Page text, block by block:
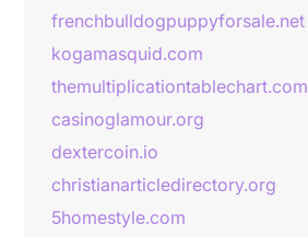
frenchbulldogpuppyforsale.net
kogamasquid.com
themultiplicationtablechart.com
casinoglamour.org
dextercoin.io
christianarticledirectory.org
5homestyle.com